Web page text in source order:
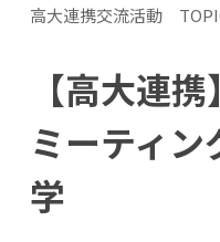
高大連携交流活動
【高大連
ミーティ
学